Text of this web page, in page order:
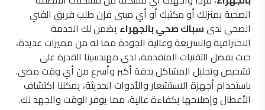
الصحية بمنزلك أو مكتبك أو أي مبنى فإن طلب فريق الفني
الصحي لدىسباك صحي بالجهراء يضمن لك الخدمة
الاحترافية والسريعة وعالية الجودة مما له من مميزات عديدة،
حيث بفضل التقنيات المتقدمة، لدى مهندسينا القدرة على
تشخيص وتحليل المشاكل بدقة أكبر وأسرع من أي وقت مضى.
باستخدام أجهزة الاستشعار والأدوات الحديثة، يمكننا اكتشاف
الأعطال وإصلاحها بكفاءة عالية، مما يوفر الوقت والجهد لك.